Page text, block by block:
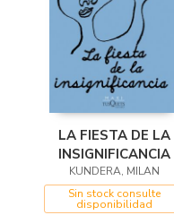
LA FIESTA DE LA
INSIGNIFICANCIA
KUNDERA, MILAN
Sin stock consulte
disponibilidad